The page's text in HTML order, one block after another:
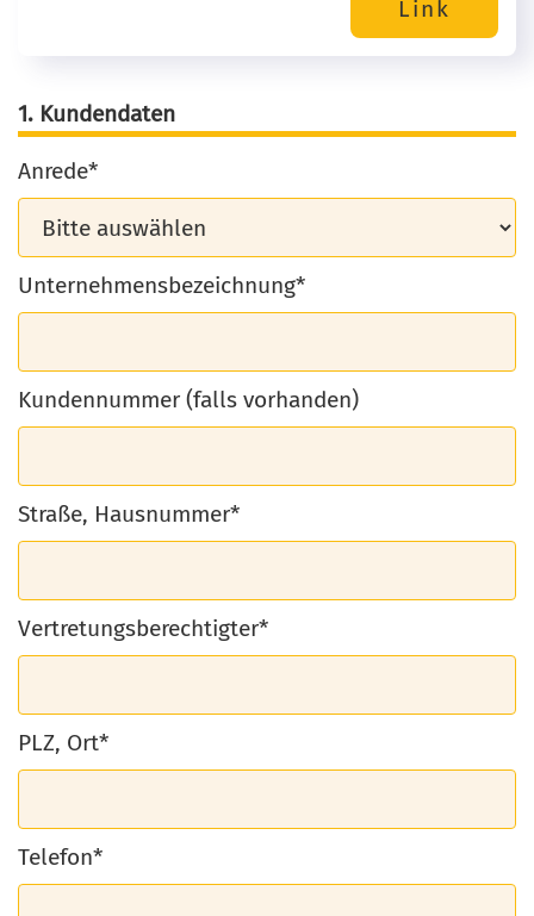
1. Kundendaten
Anrede*
Unternehmensbezeichnung*
Kundennummer (falls vorhanden)
Straße, Hausnummer*
Vertretungsberechtigter*
PLZ, Ort*
Telefon*